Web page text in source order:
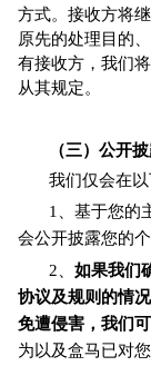
方式。接收方将
原先的处理目的
有接收方，我们
从其规定。
（三）公开
我们仅会在
1、基于您的
会公开披露您的个
2、 如果我们
协议及规则的情
免遭侵害，我们
为以及盒马已对